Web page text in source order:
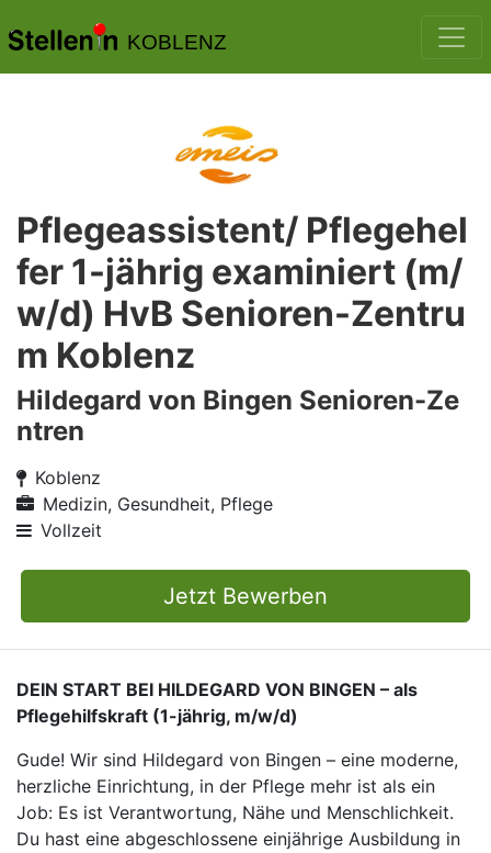
KOBLENZ
Pflegeassistent/ Pflegehel
fer 1-jährig examiniert (m/
w/d) HvB Senioren-Zentru
m Koblenz
Hildegard von Bingen Senioren-Ze
ntren
Koblenz
Medizin, Gesundheit, Pflege
Vollzeit
Jetzt Bewerben
DEIN START BEI HILDEGARD VON BINGEN – als
Pflegehilfskraft (1-jährig, m/w/d)
Gude! Wir sind Hildegard von Bingen – eine moderne,
herzliche Einrichtung, in der Pflege mehr ist als ein
Job: Es ist Verantwortung, Nähe und Menschlichkeit.
Du hast eine abgeschlossene einjährige Ausbildung in